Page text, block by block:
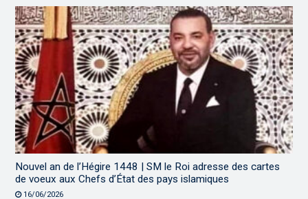
Nouvel an de l’Hégire 1448 | SM le Roi adresse des cartes
de voeux aux Chefs d’État des pays islamiques
16/06/2026